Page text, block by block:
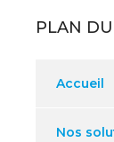
PLAN
Accueil
Nos